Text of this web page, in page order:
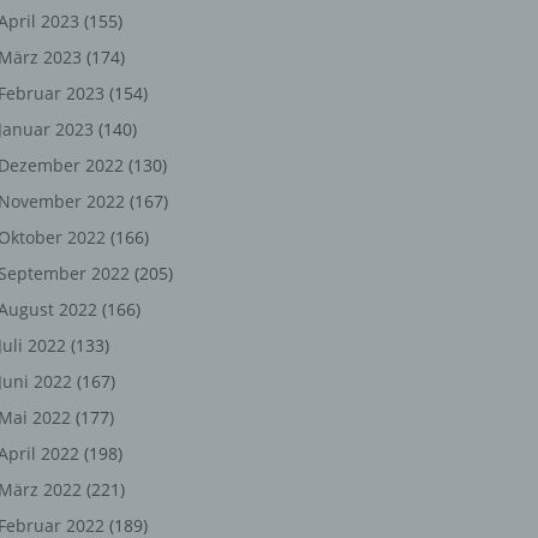
2023 (155)
März 2023 (174)
Februar 2023 (154)
Januar 2023 (140)
Dezember 2022 (130)
November 2022 (167)
Oktober 2022 (166)
September 2022 (205)
2022 (166)
Juli 2022 (133)
Juni 2022 (167)
Mai 2022 (177)
2022 (198)
März 2022 (221)
Februar 2022 (189)
oder